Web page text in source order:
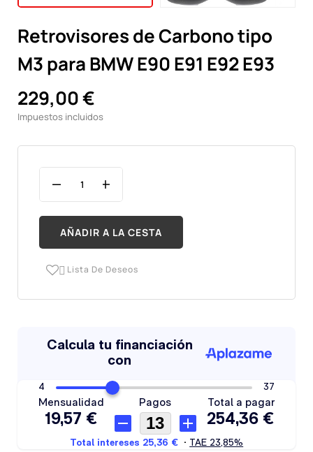
Retrovisores de Carbono tipo
M3 para BMW E90 E91 E92 E93
229,00 €
Impuestos incluidos
AÑADIR A LA CESTA
 Lista De Deseos